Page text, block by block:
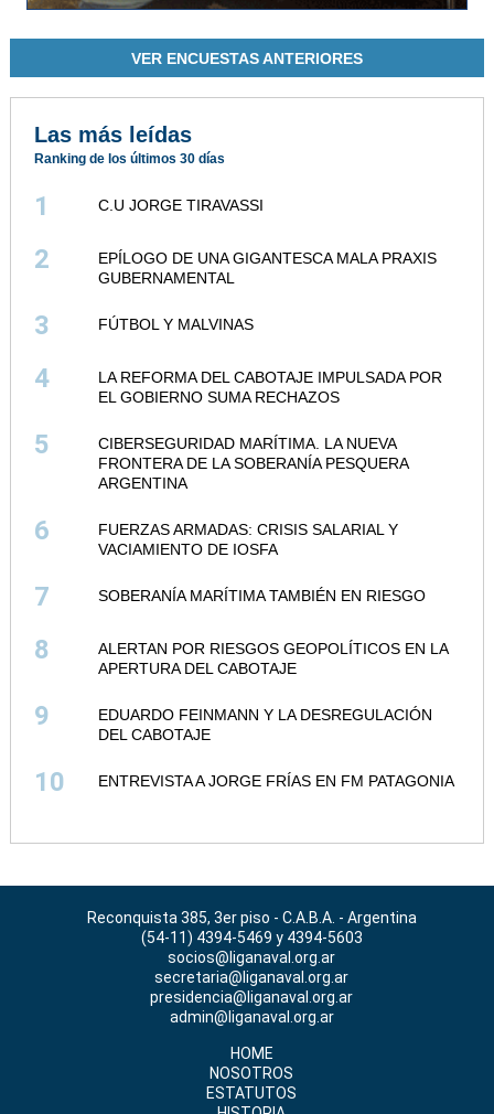
VER ENCUESTAS ANTERIORES
Las más leídas
Ranking de los últimos 30 días
1 C.U JORGE TIRAVASSI
2
EPÍLOGO DE UNA GIGANTESCA MALA PRAXIS
GUBERNAMENTAL
3 FÚTBOL Y MALVINAS
4
LA REFORMA DEL CABOTAJE IMPULSADA POR
EL GOBIERNO SUMA RECHAZOS
5
CIBERSEGURIDAD MARÍTIMA. LA NUEVA
FRONTERA DE LA SOBERANÍA PESQUERA
ARGENTINA
6
FUERZAS ARMADAS: CRISIS SALARIAL Y
VACIAMIENTO DE IOSFA
7 SOBERANÍA MARÍTIMA TAMBIÉN EN RIESGO
8
ALERTAN POR RIESGOS GEOPOLÍTICOS EN LA
APERTURA DEL CABOTAJE
9
EDUARDO FEINMANN Y LA DESREGULACIÓN
DEL CABOTAJE
10 ENTREVISTA A JORGE FRÍAS EN FM PATAGONIA
Reconquista 385, 3er piso - C.A.B.A. - Argentina
(54-11) 4394-5469 y 4394-5603
socios@liganaval.org.ar
secretaria@liganaval.org.ar
presidencia@liganaval.org.ar
admin@liganaval.org.ar
HOME
NOSOTROS
ESTATUTOS